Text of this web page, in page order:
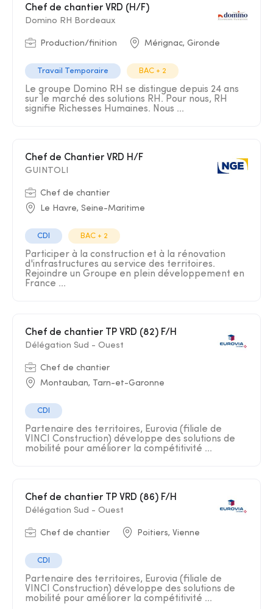
Chef de chantier VRD (H/F)
Domino RH Bordeaux
Production/finition Mérignac, Gironde
Travail Temporaire BAC + 2
Le groupe Domino RH se distingue depuis 24 ans
sur le marché des solutions RH. Pour nous, RH
signifie Richesses Humaines. Nous ...
Chef de Chantier VRD H/F
GUINTOLI
Chef de chantier
Le Havre, Seine-Maritime
CDI BAC + 2
Participer à la construction et à la rénovation
d'infrastructures au service des territoires.
Rejoindre un Groupe en plein développement en
France ...
Chef de chantier TP VRD (82) F/H
Délégation Sud - Ouest
Chef de chantier
Montauban, Tarn-et-Garonne
CDI
Partenaire des territoires, Eurovia (filiale de
VINCI Construction) développe des solutions de
mobilité pour améliorer la compétitivité ...
Chef de chantier TP VRD (86) F/H
Délégation Sud - Ouest
Chef de chantier Poitiers, Vienne
CDI
Partenaire des territoires, Eurovia (filiale de
VINCI Construction) développe des solutions de
mobilité pour améliorer la compétitivité ...